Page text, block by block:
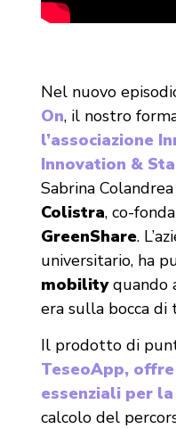
Nel nuovo
On, il nostro
l’associazione
Innovation &
Sabrina
Colistra, co-
GreenShare.
universitario, ha
mobilityquando
era sulla bocca
Il prodotto di
TeseoApp,
essenziali per
calcolo del